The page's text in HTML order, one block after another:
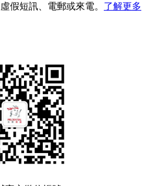
假短訊、電郵或來電。 了解更多